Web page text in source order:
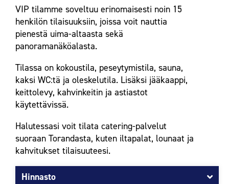
VIP tilamme soveltuu erinomaisesti noin 15
henkilön tilaisuuksiin, joissa voit nauttia
pienestä uima-altaasta sekä
panoramanäköalasta.
Tilassa on kokoustila, peseytymistila, sauna,
kaksi WC:tä ja oleskelutila. Lisäksi jääkaappi,
keittolevy, kahvinkeitin ja astiastot
käytettävissä.
Halutessasi voit tilata catering-palvelut
suoraan Torandasta, kuten iltapalat, lounaat ja
kahvitukset tilaisuuteesi.
Hinnasto